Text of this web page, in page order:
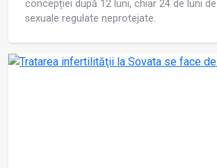
concepției după 12 luni, chiar 24 de luni
sexuale regulate neprotejate.